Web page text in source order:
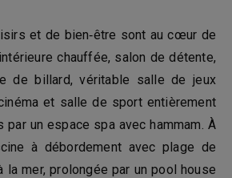
et de bien‑être sont au cœur de
chauffée, salon de détente,
de billard, véritable salle de jeux
et salle de sport entièrement
par un espace spa avec hammam. À
à débordement avec plage de
mer, prolongée par un pool house